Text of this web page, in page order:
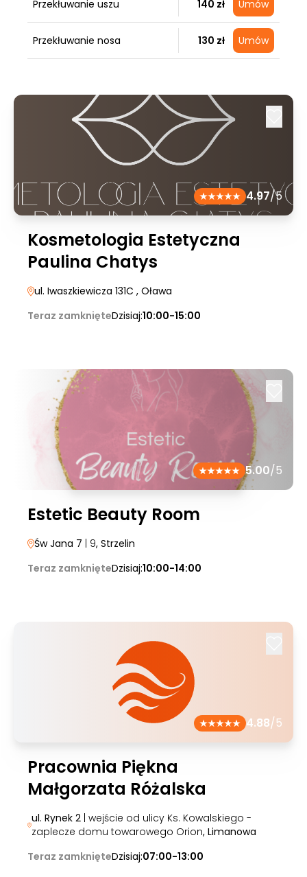
Przekłuwanie uszu 140 zł Umów
Przekłuwanie nosa 130 zł Umów
4.97/5
Kosmetologia Estetyczna
Paulina Chatys
ul. Iwaszkiewicza 131C , Oława
Teraz zamknięteDzisiaj:10:00-15:00
5.00/5
Estetic Beauty Room
Św Jana 7 | 9, Strzelin
Teraz zamknięteDzisiaj:10:00-14:00
4.88/5
Pracownia Piękna
Małgorzata Różalska
ul. Rynek 2| wejście od ulicy Ks. Kowalskiego -
zaplecze domu towarowego Orion, Limanowa
Teraz zamknięteDzisiaj:07:00-13:00